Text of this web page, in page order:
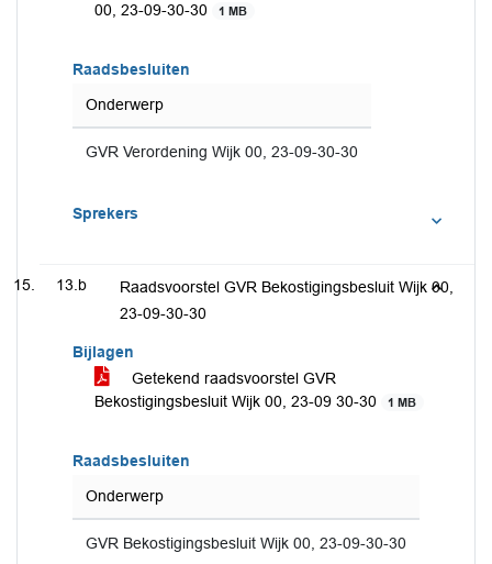
00, 23-09-30-30
1 MB
Raadsbesluiten
Onderwerp
GVR Verordening Wijk 00, 23-09-30-30
Sprekers
13.b
Raadsvoorstel GVR Bekostigingsbesluit Wijk 00,
23-09-30-30
Bijlagen
Getekend raadsvoorstel GVR
Bekostigingsbesluit Wijk 00, 23-09 30-30
1 MB
Raadsbesluiten
Onderwerp
GVR Bekostigingsbesluit Wijk 00, 23-09-30-30